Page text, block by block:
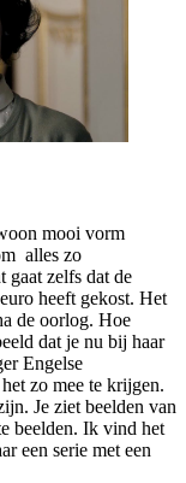
mooi vorm
alles zo
gaat zelfs dat de
heeft gekost. Het
de oorlog. Hoe
dat je nu bij haar
Engelse
zo mee te krijgen.
Je ziet beelden van
beelden. Ik vind het
een serie met een